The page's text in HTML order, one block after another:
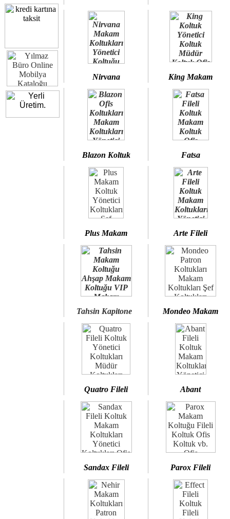
Nirvana King Makam
Blazon Koltuk Fatsa
Plus Makam Arte Fileli
Tahsin Kapitone Mondeo Makam
Quatro Fileli Abant
Sandax Fileli Parox Fileli